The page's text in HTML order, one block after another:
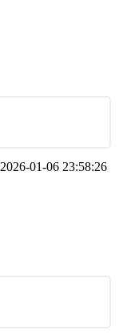
2026-01-06 23:58:26